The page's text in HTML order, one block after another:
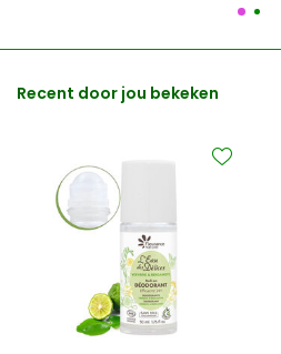
Recent door jou bekeken